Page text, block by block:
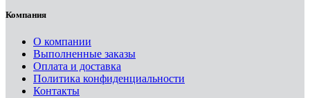
Компания
О компании
Выполненные заказы
Оплата и доставка
Политика конфиденциальности
Контакты